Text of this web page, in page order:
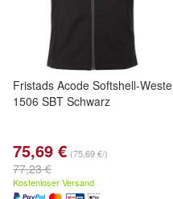
Fristads Acode Softshell-Weste
1506 SBT Schwarz
75,69 € (75,69 €/)
77,23 €
Kostenloser Versand